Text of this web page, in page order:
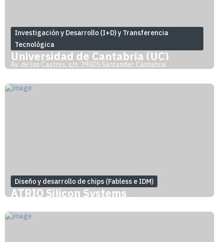
Investigación y Desarrollo (I+D) y Transferencia
Tecnológica
Universidad de Cantabria (UC)
Av. de los Castros, s/n, 39005 Santander, Cantabria
Diseño y desarrollo de chips (Fabless e IDM)
ATRIO Silicon Systems